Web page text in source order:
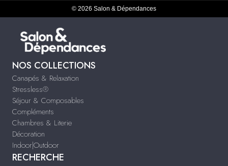
© 2026 Salon & Dépendances
NOS COLLECTIONS
Canapés & Relaxation
Stressless®
Séjour & Composables
Compléments
Chambres & Literie
Décoration
Indoor|Outdoor
RECHERCHE